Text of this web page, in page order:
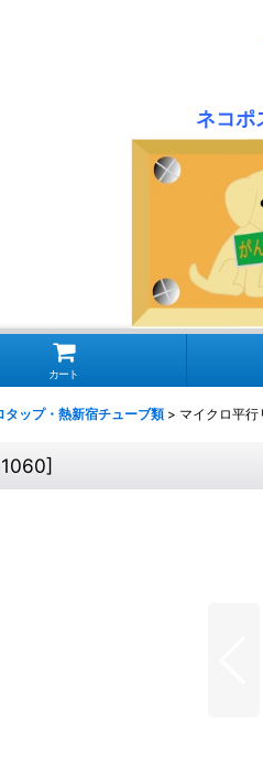
ネコポ
カート
ップ・熱新宿チューブ類 > マイクロ平行
]